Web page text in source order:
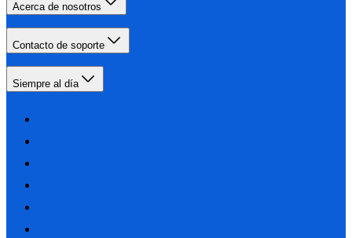
Acerca de nosotros
Contacto de soporte
Siempre al día